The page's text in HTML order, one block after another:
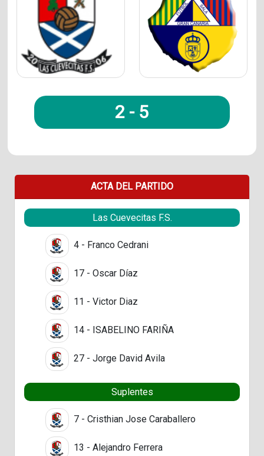
2 - 5
ACTA DEL PARTIDO
Las Cuevecitas F.S.
4 - Franco Cedrani
17 - Oscar Díaz
11 - Victor Diaz
14 - ISABELINO FARIÑA
27 - Jorge David Avila
Suplentes
7 - Cristhian Jose Caraballero
13 - Alejandro Ferrera